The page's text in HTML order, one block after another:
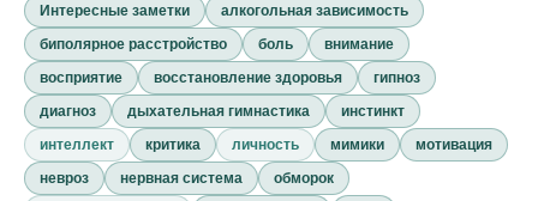
Интересные заметки
алкогольная зависимость
биполярное расстройство
боль
внимание
восприятие
восстановление здоровья
гипноз
диагноз
дыхательная гимнастика
инстинкт
интеллект
критика личность мимики
мотивация
невроз
нервная система
обморок